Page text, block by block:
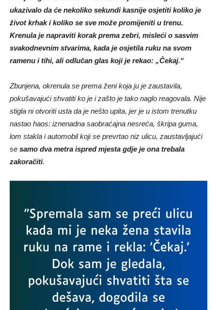
ukazivalo da će nekoliko sekundi kasnije osjetiti koliko je
život krhak i koliko se sve može promijeniti u trenu.
Krenula je napraviti korak prema zebri, misleći o sasvim
svakodnevnim stvarima, kada je osjetila ruku na svom
ramenu i tihi, ali odlučan glas koji je rekao: „Čekaj.“
Zbunjena, okrenula se prema ženi koja ju je zaustavila,
pokušavajući shvatiti ko je i zašto je tako naglo reagovala. Nije
stigla ni otvoriti usta da je nešto upita, jer je u istom trenutku
nastao haos: iznenadna saobraćajna nesreća, škripa guma,
lom stakla i automobil koji se prevrtao niz ulicu, zaustavljajući
se samo dva metra ispred mjesta gdje je ona trebala
zakoračiti.